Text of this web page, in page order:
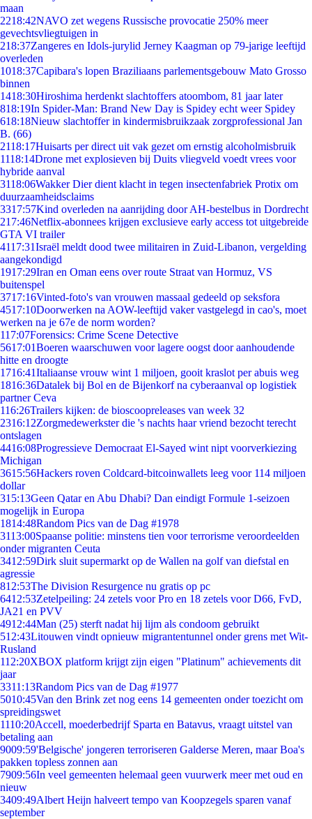
maan
2218:42NAVO zet wegens Russische provocatie 250% meer
gevechtsvliegtuigen in
218:37Zangeres en Idols-jurylid Jerney Kaagman op 79-jarige leeftijd
overleden
1018:37Capibara's lopen Braziliaans parlementsgebouw Mato Grosso
binnen
1418:30Hiroshima herdenkt slachtoffers atoombom, 81 jaar later
818:19In Spider-Man: Brand New Day is Spidey echt weer Spidey
618:18Nieuw slachtoffer in kindermisbruikzaak zorgprofessional Jan
B. (66)
2118:17Huisarts per direct uit vak gezet om ernstig alcoholmisbruik
1118:14Drone met explosieven bij Duits vliegveld voedt vrees voor
hybride aanval
3118:06Wakker Dier dient klacht in tegen insectenfabriek Protix om
duurzaamheidsclaims
3317:57Kind overleden na aanrijding door AH-bestelbus in Dordrecht
217:46Netflix-abonnees krijgen exclusieve early access tot uitgebreide
GTA VI trailer
4117:31Israël meldt dood twee militairen in Zuid-Libanon, vergelding
aangekondigd
1917:29Iran en Oman eens over route Straat van Hormuz, VS
buitenspel
3717:16Vinted-foto's van vrouwen massaal gedeeld op seksfora
4517:10Doorwerken na AOW-leeftijd vaker vastgelegd in cao's, moet
werken na je 67e de norm worden?
117:07Forensics: Crime Scene Detective
5617:01Boeren waarschuwen voor lagere oogst door aanhoudende
hitte en droogte
1716:41Italiaanse vrouw wint 1 miljoen, gooit kraslot per abuis weg
1816:36Datalek bij Bol en de Bijenkorf na cyberaanval op logistiek
partner Ceva
116:26Trailers kijken: de bioscoopreleases van week 32
2316:12Zorgmedewerkster die 's nachts haar vriend bezocht terecht
ontslagen
4416:08Progressieve Democraat El-Sayed wint nipt voorverkiezing
Michigan
3615:56Hackers roven Coldcard-bitcoinwallets leeg voor 114 miljoen
dollar
315:13Geen Qatar en Abu Dhabi? Dan eindigt Formule 1-seizoen
mogelijk in Europa
1814:48Random Pics van de Dag #1978
3113:00Spaanse politie: minstens tien voor terrorisme veroordeelden
onder migranten Ceuta
3412:59Dirk sluit supermarkt op de Wallen na golf van diefstal en
agressie
812:53The Division Resurgence nu gratis op pc
6412:53Zetelpeiling: 24 zetels voor Pro en 18 zetels voor D66, FvD,
JA21 en PVV
4912:44Man (25) sterft nadat hij lijm als condoom gebruikt
512:43Litouwen vindt opnieuw migrantentunnel onder grens met Wit-
Rusland
112:20XBOX platform krijgt zijn eigen "Platinum" achievements dit
jaar
3311:13Random Pics van de Dag #1977
5010:45Van den Brink zet nog eens 14 gemeenten onder toezicht om
spreidingswet
1110:20Accell, moederbedrijf Sparta en Batavus, vraagt uitstel van
betaling aan
9009:59'Belgische' jongeren terroriseren Galderse Meren, maar Boa's
pakken topless zonnen aan
7909:56In veel gemeenten helemaal geen vuurwerk meer met oud en
nieuw
3409:49Albert Heijn halveert tempo van Koopzegels sparen vanaf
september